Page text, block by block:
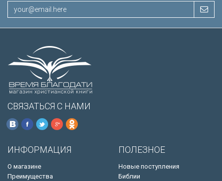
СВЯЗАТЬСЯ С НАМИ
ИНФОРМАЦИЯ
О магазине
Преимущества
ПОЛЕЗНОЕ
Новые поступления
Библии